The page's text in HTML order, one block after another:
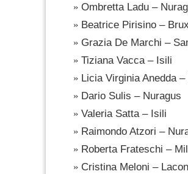
Ombretta Ladu –
Beatrice Pirisino –
Grazia De Marchi –
Tiziana Vacca – Isili
Licia Virginia Anedda
Dario Sulis – Nuragus
Valeria Satta – Isili
Raimondo Atzori –
Roberta Frateschi –
Cristina Meloni –